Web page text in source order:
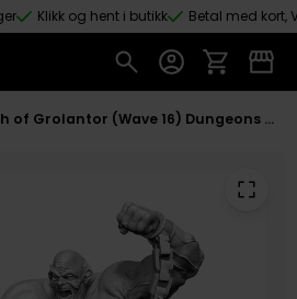
Klikk og hent i butikk Betal med kort,
Mouth of Grolantor (Wave 16) Dungeons & Dragons Nolzurs Marvelous Unpainted Miniature Figur